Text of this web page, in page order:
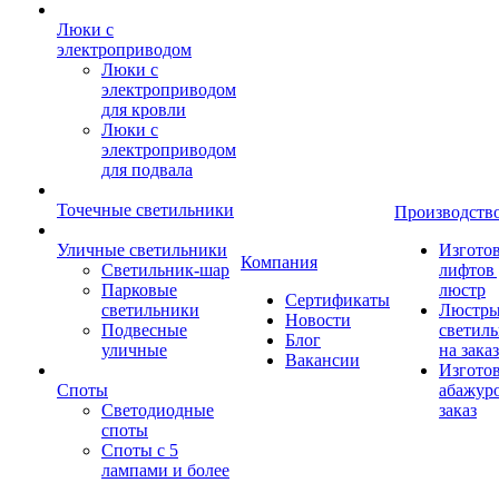
Люки с
электроприводом
Люки с
электроприводом
для кровли
Люки с
электроприводом
для подвала
Точечные светильники
Уличные светильники
Светильник-шар
Парковые
светильники
Подвесные
уличные
Споты
Светодиодные
споты
Споты с 5
лампами и более
Компания
Сертификаты
Новости
Блог
Вакансии
лифтов
люстр
на заказ
заказ